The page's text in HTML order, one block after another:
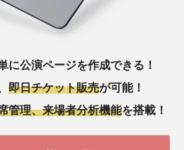
に公演ページを作成できる！
即日チケット販売が可能！
管理、来場者分析機能を搭載！